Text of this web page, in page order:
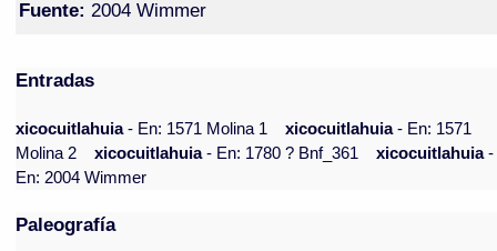
Fuente: 2004 Wimmer
Entradas
xicocuitlahuia- En: 1571 Molina 1 xicocuitlahuia- En: 1571
Molina 2
xicocuitlahuia- En: 1780 ? Bnf_361 xicocuitlahuia-
En: 2004 Wimmer
Paleografía